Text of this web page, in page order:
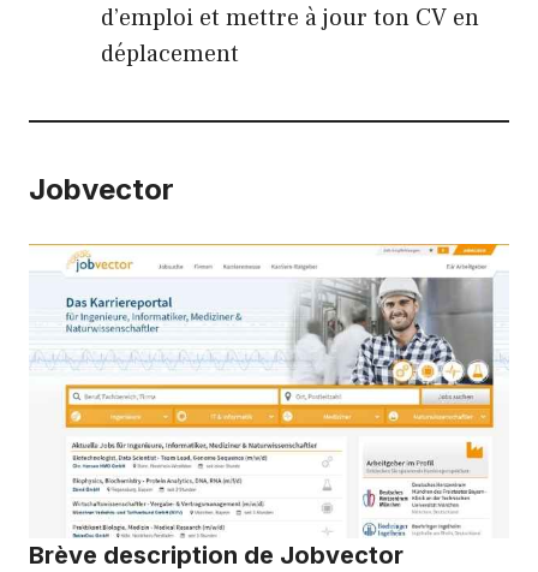
d’emploi et mettre à jour ton CV en
déplacement
Jobvector
Brève description de Jobvector